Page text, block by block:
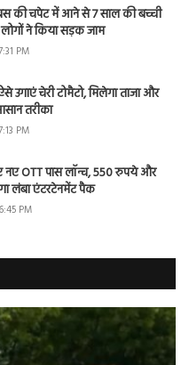
की चपेट में आने से 7 साल की बच्ची
ने किया सड़क जाम
PM
उगाएं चेरी टोमैटो, मिलेगा ताजा और
तरीका
PM
नए OTT पास लॉन्च, 550 रुपये और
लंबा एंटरटेनमेंट पैक
PM